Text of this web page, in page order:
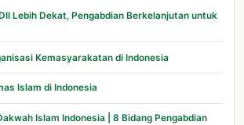
Lebih Dekat, Pengabdian Berkelanjutan untuk
Kemasyarakatan di Indonesia
Islam di Indonesia
Islam Indonesia | 8 Bidang Pengabdian